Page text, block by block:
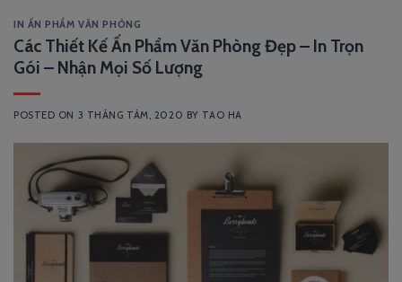
IN ẤN PHẨM VĂN PHÒNG
Các Thiết Kế Ấn Phẩm Văn Phòng Đẹp – In Trọn
Gói – Nhận Mọi Số Lượng
POSTED ON 3 THÁNG TÁM, 2020 BY TAO HA